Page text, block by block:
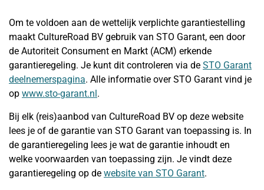
Om te voldoen aan de wettelijk verplichte garantiestelling
maakt CultureRoad BV gebruik van STO Garant, een door
de Autoriteit Consument en Markt (ACM) erkende
garantieregeling. Je kunt dit controleren via de STO Garant
deelnemerspagina. Alle informatie over STO Garant vind je
op www.sto-garant.nl.
Bij elk (reis)aanbod van CultureRoad BV op deze website
lees je of de garantie van STO Garant van toepassing is. In
de garantieregeling lees je wat de garantie inhoudt en
welke voorwaarden van toepassing zijn. Je vindt deze
garantieregeling op de website van STO Garant.